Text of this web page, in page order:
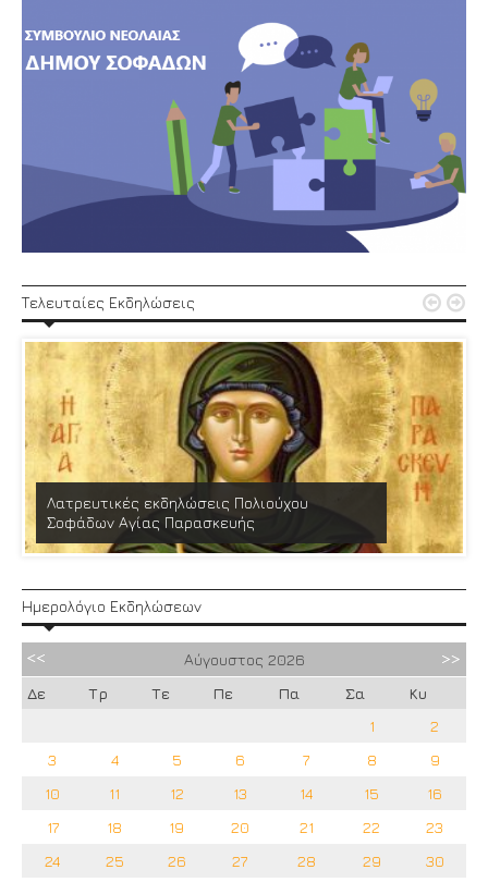
Τελευταίες Εκδηλώσεις
Λατρευτικές εκδηλώσεις Πολιούχου
Σοφάδων Αγίας Παρασκευής
 
Ημερολόγιο Εκδηλώσεων
Αύγουστος 2026
Δε
Τρ Τε Πε Πα Σα
Κυ
1
2
3
4 5 6 7 8
9
10
11 12 13 14 15
16
17
18 19 20 21 22
23
24
25 26 27 28 29 30